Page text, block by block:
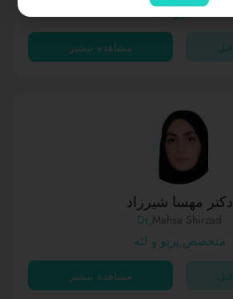
مشاهده بیشتر
دکتر مهسا شیرزاد
Mahsa Shirzad
,Dr
متخصص پریو و لثه
مشاهده بیشتر